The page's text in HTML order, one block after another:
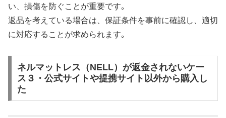
い、損傷を防ぐことが重要です｡
返品を考えている場合は、保証条件を事前に確認し、適切
に対応することが求められます｡
ネルマットレス（NELL）が返金されないケー
ス３・公式サイトや提携サイト以外から購入し
た